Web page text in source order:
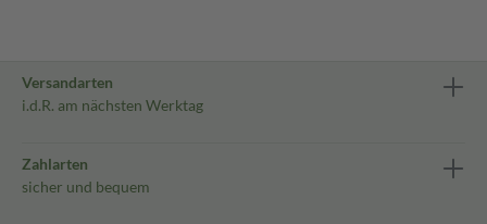
Versandarten
i.d.R. am nächsten Werktag
Zahlarten
sicher und bequem